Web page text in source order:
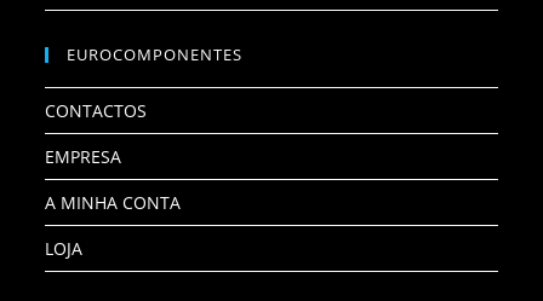
EUROCOMPONENTES
CONTACTOS
EMPRESA
A MINHA CONTA
LOJA